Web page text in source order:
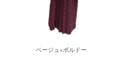
ベージュ×ボルドー